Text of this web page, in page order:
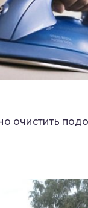
очистить